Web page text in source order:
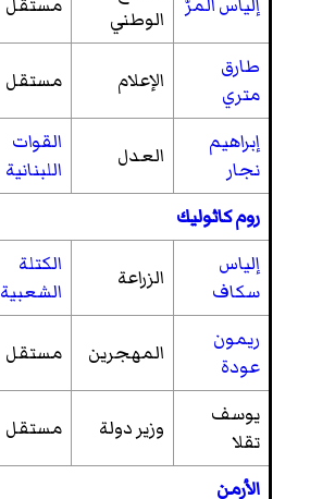
الوطني
طارق
متري
الإعلام مستقل
إبراهيم
نجار
العدل
القوات
اللبنانية
روم كاثوليك
إلياس
سكاف
الزراعة
الكتلة
الشعبية
ريمون
عودة
المهجرين مستقل
يوسف
تقلا
وزير دولة مستقل
الأرمن